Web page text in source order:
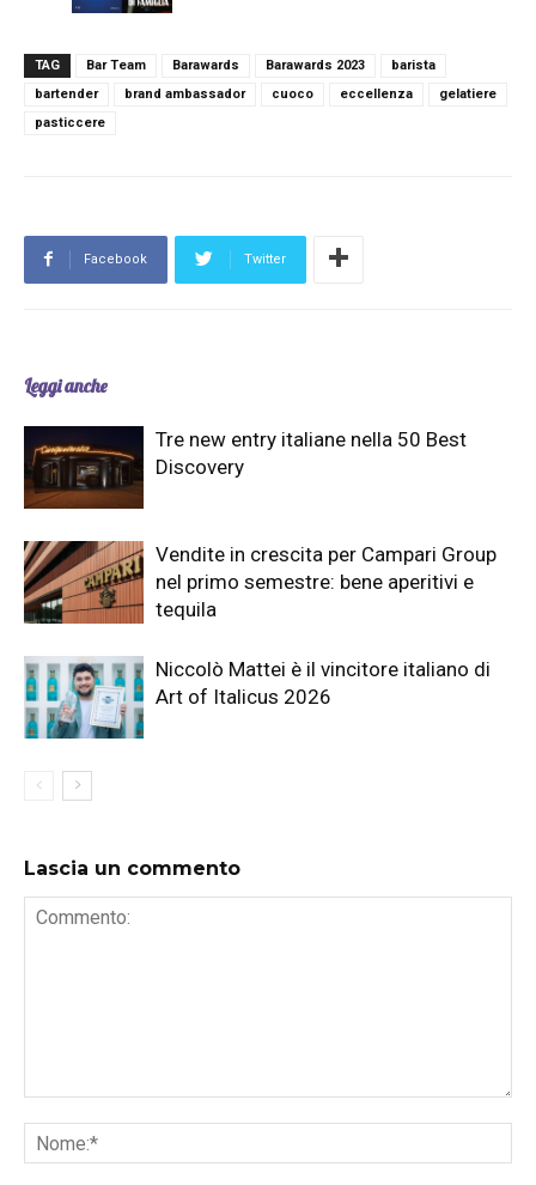
TAG Bar Team Barawards Barawards 2023
barista
bartender
brand ambassador cuoco eccellenza
gelatiere
pasticcere
Facebook Twitter
Leggi anche
Tre new entry italiane nella 50 Best
Discovery
Vendite in crescita per Campari Group
nel primo semestre: bene aperitivi e
tequila
Niccolò Mattei è il vincitore italiano di
Art of Italicus 2026
Lascia un commento